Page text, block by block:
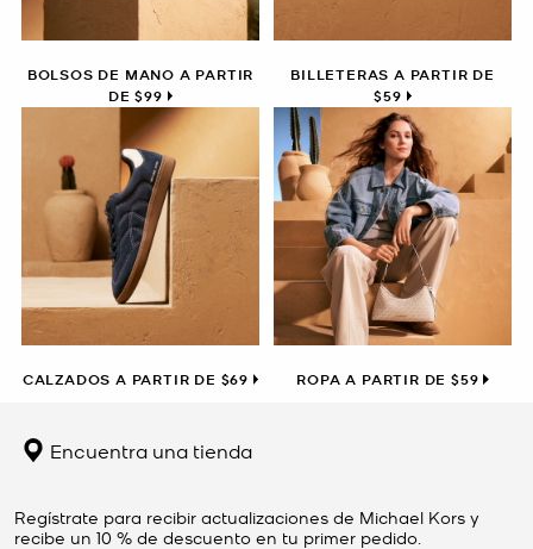
BOLSOS DE MANO A PARTIR
DE $99
BILLETERAS A PARTIR DE
$59
CALZADOS A PARTIR DE $69 ROPA A PARTIR DE $59
Encuentra una tienda
Regístrate para recibir actualizaciones de Michael Kors y
recibe un 10 % de descuento en tu primer pedido.